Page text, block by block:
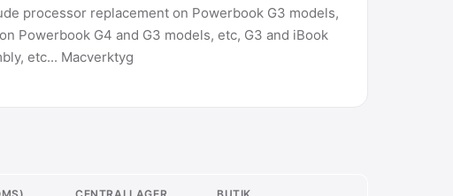
processor replacement on Powerbook G3 models,
Powerbook G4 and G3 models, etc, G3 and iBook
etc... Macverktyg